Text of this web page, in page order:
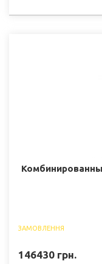
ЗАМОВЛЕННЯ
146430 грн.